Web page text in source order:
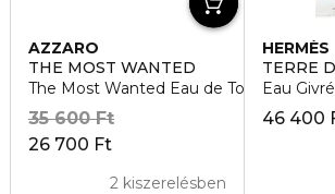
AZZARO
THE MOST WANTED
The Most Wanted Eau de Toilette
26 700 Ft
35 600 Ft
2 kiszerelésben
HERMÈS
TERRE
Eau
46 400